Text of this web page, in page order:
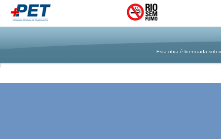
Esta obra é licenciada sob